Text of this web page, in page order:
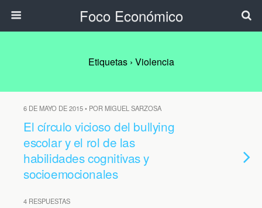
Foco Económico
Etiquetas › Violencia
6 DE MAYO DE 2015 • POR MIGUEL SARZOSA
El círculo vicioso del bullying
escolar y el rol de las
habilidades cognitivas y
socioemocionales
4 RESPUESTAS